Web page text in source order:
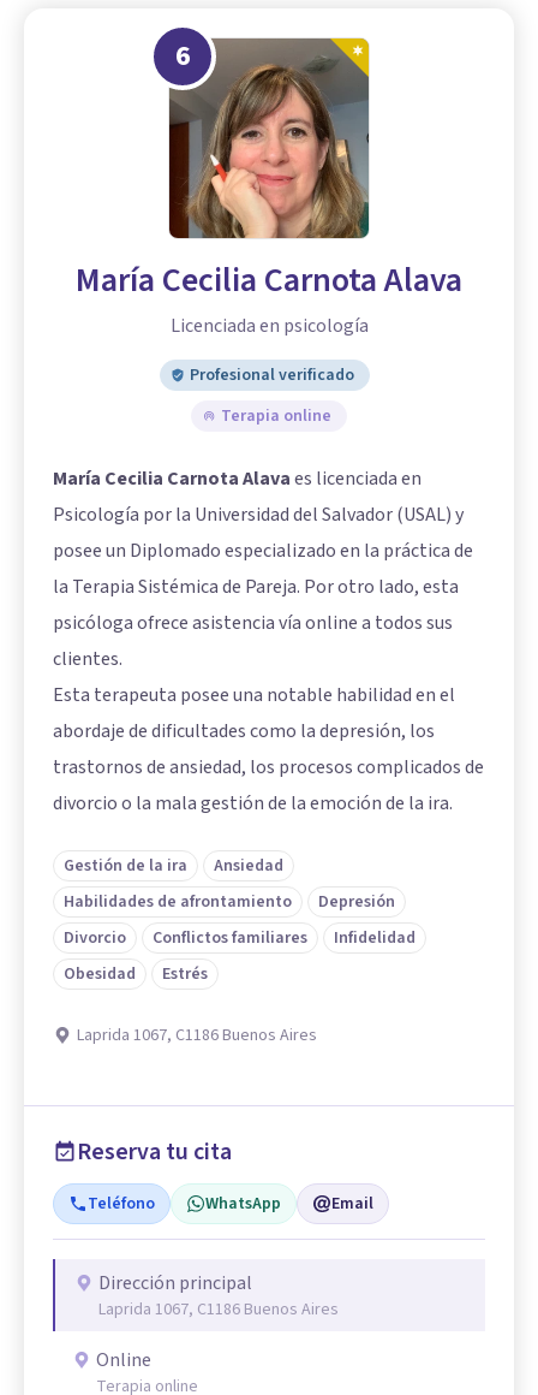
6
María Cecilia Carnota Alava
Licenciada en psicología
Profesional verificado
Terapia online
María Cecilia Carnota Alavaes licenciada en
Psicología por la Universidad del Salvador (USAL) y
posee un Diplomado especializado en la práctica de
la Terapia Sistémica de Pareja. Por otro lado, esta
psicóloga ofrece asistencia vía online a todos sus
clientes.
Esta terapeuta posee una notable habilidad en el
abordaje de dificultades como la depresión, los
trastornos de ansiedad, los procesos complicados de
divorcio o la mala gestión de la emoción de la ira.
Gestión de la ira
Ansiedad
Habilidades de afrontamiento
Depresión
Divorcio
Conflictos familiares
Infidelidad
Obesidad
Estrés
Laprida 1067, C1186 Buenos Aires
Reserva tu cita
Teléfono WhatsApp Email
Dirección principal
Laprida 1067, C1186 Buenos Aires
Online
Terapia online